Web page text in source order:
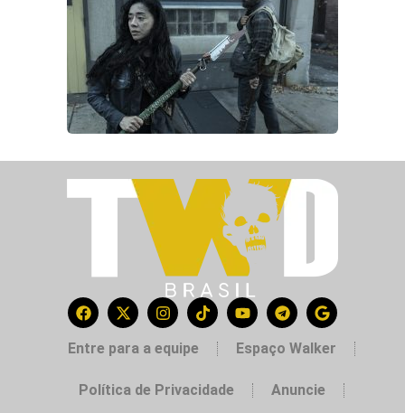
Entre para a equipe Espaço Walker
Política de Privacidade Anuncie